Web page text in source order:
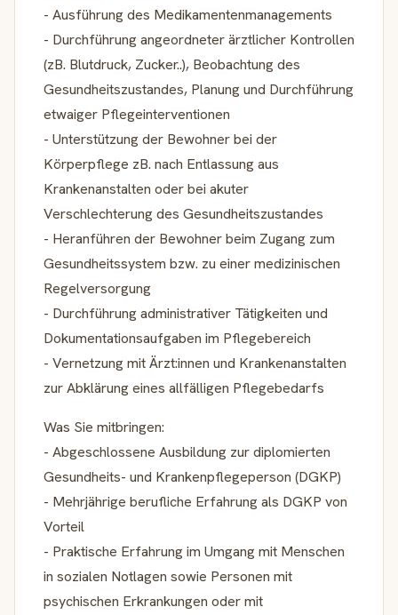
- Ausführung des Medikamentenmanagements
- Durchführung angeordneter ärztlicher Kontrollen
(zB. Blutdruck, Zucker..), Beobachtung des
Gesundheitszustandes, Planung und Durchführung
etwaiger Pflegeinterventionen
- Unterstützung der Bewohner bei der
Körperpflege zB. nach Entlassung aus
Krankenanstalten oder bei akuter
Verschlechterung des Gesundheitszustandes
- Heranführen der Bewohner beim Zugang zum
Gesundheitssystem bzw. zu einer medizinischen
Regelversorgung
- Durchführung administrativer Tätigkeiten und
Dokumentationsaufgaben im Pflegebereich
- Vernetzung mit Ärzt:innen und Krankenanstalten
zur Abklärung eines allfälligen Pflegebedarfs
Was Sie mitbringen:
- Abgeschlossene Ausbildung zur diplomierten
Gesundheits- und Krankenpflegeperson (DGKP)
- Mehrjährige berufliche Erfahrung als DGKP von
Vorteil
- Praktische Erfahrung im Umgang mit Menschen
in sozialen Notlagen sowie Personen mit
psychischen Erkrankungen oder mit